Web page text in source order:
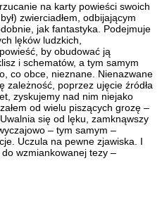
na karty powieści swoich
zwierciadłem, odbijającym
jak fantastyka. Podejmuje
lęków ludzkich,
by obudować ją
i schematów, a tym samym
co obce, nieznane. Nienazwane
zależność, poprzez ujęcie źródła
zyskujemy nad nim niejako
od wielu piszących grozę –
się od lęku, zamknąwszy
– tym samym –
Uczula na pewne zjawiska. I
wzmiankowanej tezy –